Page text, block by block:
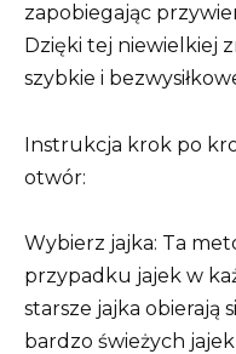
zapobiegając
Dzięki tej niewielkiej
szybkie i
Instrukcja krok po
otwór:
Wybierz jajka: Ta
przypadku jajek w
starsze jajka obierają
bardzo świeżych